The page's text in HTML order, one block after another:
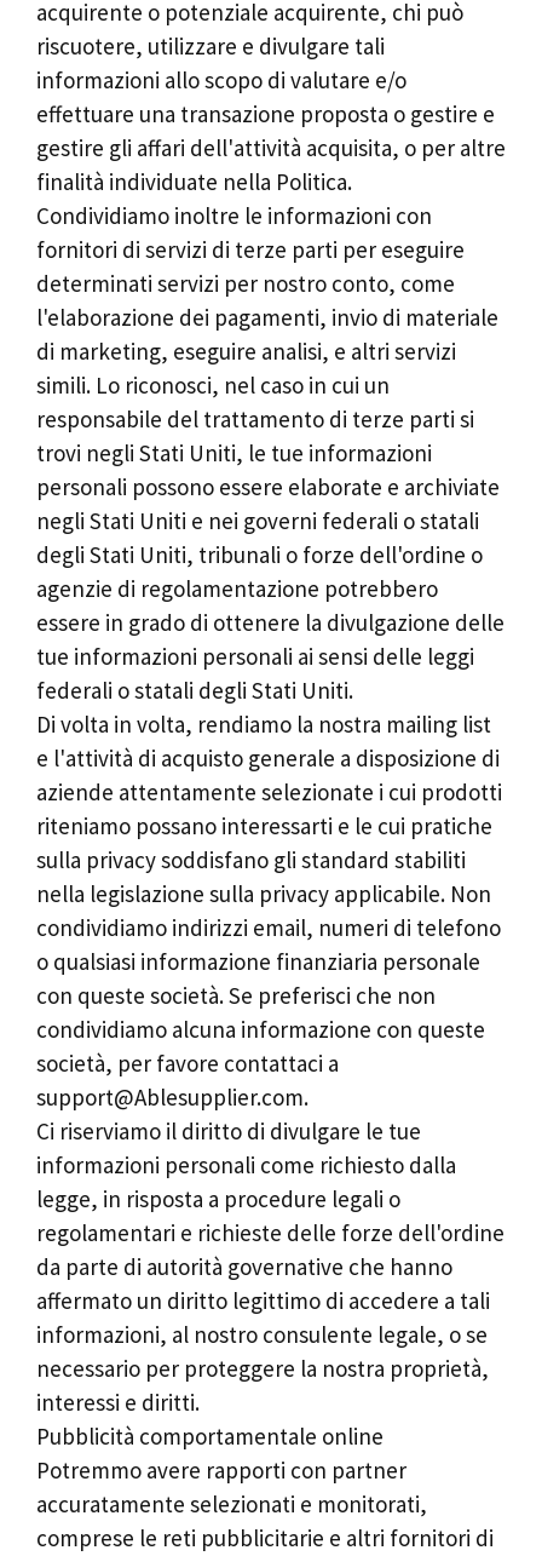
acquirente o potenziale acquirente, chi può
riscuotere, utilizzare e divulgare tali
informazioni allo scopo di valutare e/o
effettuare una transazione proposta o gestire e
gestire gli affari dell'attività acquisita, o per altre
finalità individuate nella Politica.
Condividiamo inoltre le informazioni con
fornitori di servizi di terze parti per eseguire
determinati servizi per nostro conto, come
l'elaborazione dei pagamenti, invio di materiale
di marketing, eseguire analisi, e altri servizi
simili. Lo riconosci, nel caso in cui un
responsabile del trattamento di terze parti si
trovi negli Stati Uniti, le tue informazioni
personali possono essere elaborate e archiviate
negli Stati Uniti e nei governi federali o statali
degli Stati Uniti, tribunali o forze dell'ordine o
agenzie di regolamentazione potrebbero
essere in grado di ottenere la divulgazione delle
tue informazioni personali ai sensi delle leggi
federali o statali degli Stati Uniti.
Di volta in volta, rendiamo la nostra mailing list
e l'attività di acquisto generale a disposizione di
aziende attentamente selezionate i cui prodotti
riteniamo possano interessarti e le cui pratiche
sulla privacy soddisfano gli standard stabiliti
nella legislazione sulla privacy applicabile. Non
condividiamo indirizzi email, numeri di telefono
o qualsiasi informazione finanziaria personale
con queste società. Se preferisci che non
condividiamo alcuna informazione con queste
società, per favore contattaci a
support@Ablesupplier.com.
Ci riserviamo il diritto di divulgare le tue
informazioni personali come richiesto dalla
legge, in risposta a procedure legali o
regolamentari e richieste delle forze dell'ordine
da parte di autorità governative che hanno
affermato un diritto legittimo di accedere a tali
informazioni, al nostro consulente legale, o se
necessario per proteggere la nostra proprietà,
interessi e diritti.
Pubblicità comportamentale online
Potremmo avere rapporti con partner
accuratamente selezionati e monitorati,
comprese le reti pubblicitarie e altri fornitori di